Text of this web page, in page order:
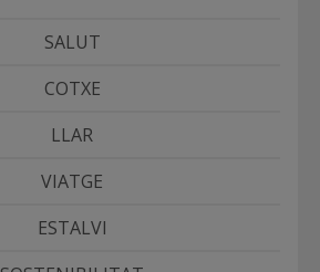
SALUT
COTXE
LLAR
VIATGE
ESTALVI